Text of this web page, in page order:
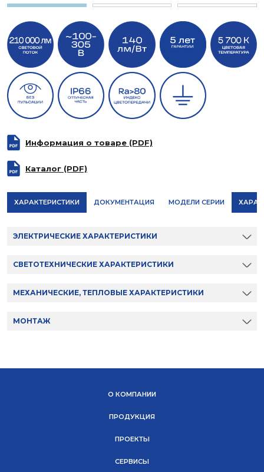
Информация о товаре (PDF)
Каталог (PDF)
ХАРАКТЕРИСТИКИ ДОКУМЕНТАЦИЯ МОДЕЛИ СЕРИИ
ЭЛЕКТРИЧЕСКИЕ ХАРАКТЕРИСТИКИ
СВЕТОТЕХНИЧЕСКИЕ ХАРАКТЕРИСТИКИ
МЕХАНИЧЕСКИЕ, ТЕПЛОВЫЕ ХАРАКТЕРИСТИКИ
МОНТАЖ
О КОМПАНИИ
ПРОДУКЦИЯ
ПРОЕКТЫ
СЕРВИСЫ